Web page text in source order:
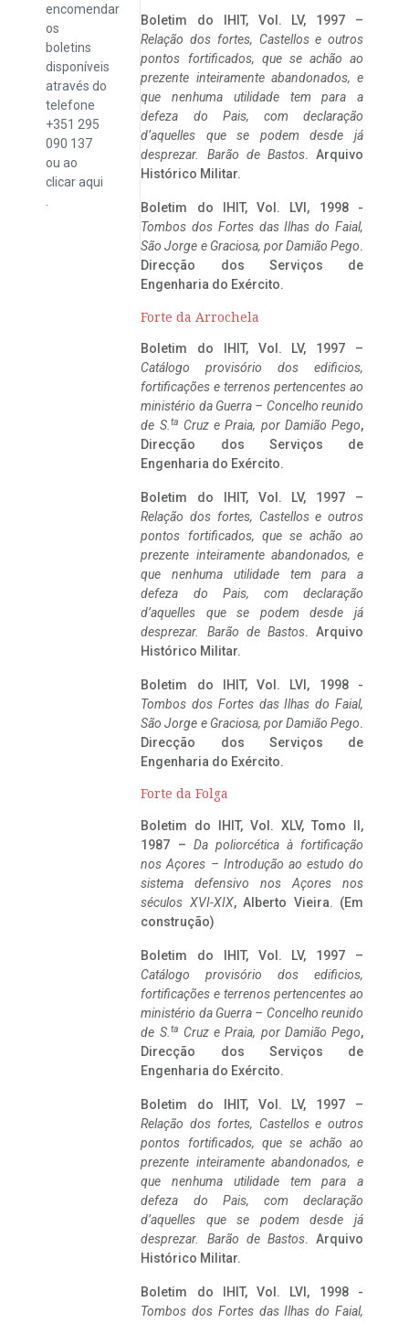
encomendar
os
boletins
disponíveis
através do
telefone
+351 295
090 137
ou ao
clicaraqui
Boletim do IHIT, Vol. LV, 1997 –
Relação dos fortes, Castellos e outros
pontos fortificados, que se achão ao
prezente inteiramente abandonados, e
que nenhuma utilidade tem para a
defeza do Pais, com declaração
d’aquelles que se podem desde já
desprezar. Barão de Bastos. Arquivo
Histórico Militar.
Boletim do IHIT, Vol. LVI, 1998 -
Tombos dos Fortes das Ilhas do Faial,
São Jorge e Graciosa, por Damião Pego.
Direcção dos Serviços de
Engenharia do Exército.
Forte da Arrochela
Boletim do IHIT, Vol. LV, 1997 –
Catálogo provisório dos edificios,
fortificações e terrenos pertencentes ao
ministério da Guerra – Concelho reunido
de S. ta Cruz e Praia, por Damião Pego,
Direcção dos Serviços de
Engenharia do Exército.
Boletim do IHIT, Vol. LV, 1997 –
Relação dos fortes, Castellos e outros
pontos fortificados, que se achão ao
prezente inteiramente abandonados, e
que nenhuma utilidade tem para a
defeza do Pais, com declaração
d’aquelles que se podem desde já
desprezar. Barão de Bastos. Arquivo
Histórico Militar.
Boletim do IHIT, Vol. LVI, 1998 -
Tombos dos Fortes das Ilhas do Faial,
São Jorge e Graciosa, por Damião Pego.
Direcção dos Serviços de
Engenharia do Exército.
Forte da Folga
Boletim do IHIT, Vol. XLV, Tomo II,
1987 – Da poliorcética à fortificação
nos Açores – Introdução ao estudo do
sistema defensivo nos Açores nos
séculos XVI-XIX, Alberto Vieira. (Em
construção)
Boletim do IHIT, Vol. LV, 1997 –
Catálogo provisório dos edificios,
fortificações e terrenos pertencentes ao
ministério da Guerra – Concelho reunido
de S. ta Cruz e Praia, por Damião Pego,
Direcção dos Serviços de
Engenharia do Exército.
Boletim do IHIT, Vol. LV, 1997 –
Relação dos fortes, Castellos e outros
pontos fortificados, que se achão ao
prezente inteiramente abandonados, e
que nenhuma utilidade tem para a
defeza do Pais, com declaração
d’aquelles que se podem desde já
desprezar. Barão de Bastos. Arquivo
Histórico Militar.
Boletim do IHIT, Vol. LVI, 1998 -
Tombos dos Fortes das Ilhas do Faial,